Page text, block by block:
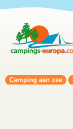
Camping aan zee